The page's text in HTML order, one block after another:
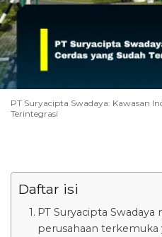
PT Suryacipta Swadaya: Kawasan
Terintegrasi
Daftar isi
PT Suryacipta
perusahaan